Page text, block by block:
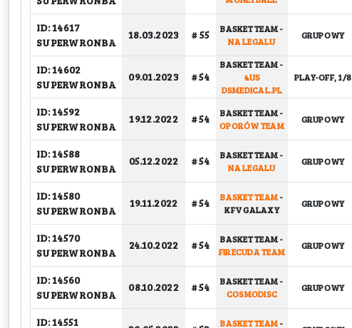
ID: 14617
SUPERWRONBA
18.03.2023 # 55 BASKET TEAM-
NA LEGALU
GRUPOWY
ID: 14602
SUPERWRONBA
09.01.2023 # 54
BASKET TEAM-
4US
DSMEDICAL.PL
PLAY-OFF, 1/8
ID: 14592
SUPERWRONBA
19.12.2022 # 54 BASKET TEAM-
OPORÓW TEAM
GRUPOWY
ID: 14588
SUPERWRONBA
05.12.2022 # 54 BASKET TEAM-
NA LEGALU
GRUPOWY
ID: 14580
SUPERWRONBA
19.11.2022 # 54 BASKET TEAM-
KFV GALAXY
GRUPOWY
ID: 14570
SUPERWRONBA
24.10.2022 # 54 BASKET TEAM-
FIRECUDA TEAM
GRUPOWY
ID: 14560
SUPERWRONBA
08.10.2022 # 54 BASKET TEAM-
COSMODISC
GRUPOWY
ID: 14551
BASKET TEAM-